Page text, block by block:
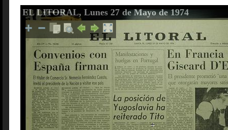
EL LITORAL, Lunes 27 de Mayo de 1974